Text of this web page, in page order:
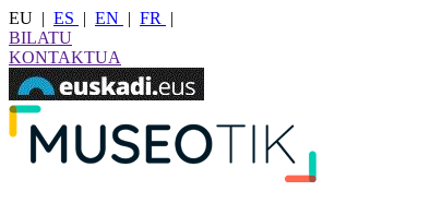
EU | ES | EN | FR
|
BILATU
KONTAKTUA